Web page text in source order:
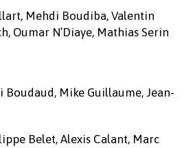
Mehdi Boudiba, Valentin
Oumar N’Diaye, Mathias Serin
Boudaud, Mike Guillaume, Jean-
Belet, Alexis Calant, Marc